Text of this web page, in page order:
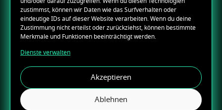
zustimmst, können wir Daten wie das Surfverhalten oder
eindeutige IDs auf dieser Website verarbeiten. Wenn du deine
Zustimmung nicht erteilst oder zurückziehst, können bestimmte
Merkmale und Funktionen beeinträchtigt werden.
Dienste verwalten
Akzeptieren
Ablehnen
Tickets
Fri, OCT 23@8:00 PM
REFLECTIONS @ Xiaomi Arēna